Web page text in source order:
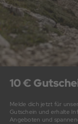
10 €
Melde dich jetzt für
Gutschein und erhalte
Angeboten und